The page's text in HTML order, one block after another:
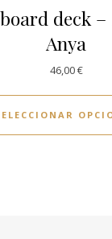
deck
Anya
46,00€